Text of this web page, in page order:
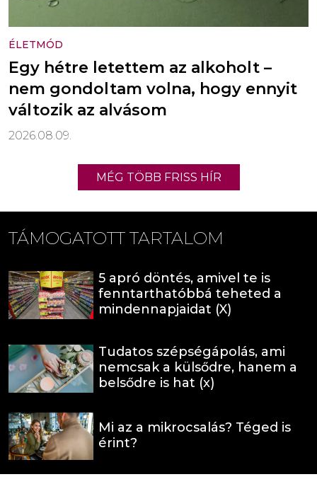
ÉLETMÓD
Egy hétre letettem az alkoholt –
nem gondoltam volna, hogy ennyit
változik az alvásom
2026.08.09.
MÉG TÖBB FRISS HÍR
TÁMOGATOTT TARTALOM
5 apró döntés, amivel te is
fenntarthatóbbá teheted a
mindennapjaidat (X)
Tudatos szépségápolás, ami
nemcsak a külsődre, hanem a
belsődre is hat (x)
Mi az a mikrocsalás? Téged is
érint?